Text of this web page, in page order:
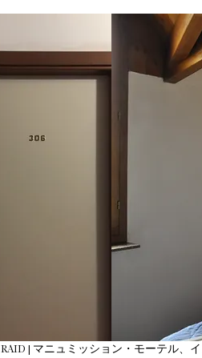
RAID | マニュミッション・モーテル、